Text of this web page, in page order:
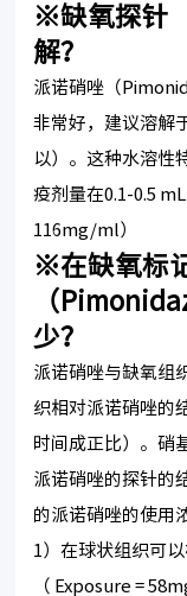
※缺氧探针
解？
派诺硝唑（
非常好，建议溶解
以）。这种水溶性
疫剂量在0.1-0.5
116mg/ml）
※在缺氧标
（
少？
派诺硝唑与缺氧组
织相对派诺硝唑的
时间成正比）。硝
派诺硝唑的探针的
的派诺硝唑的使用
1）在球状组织可
（ Exposure =